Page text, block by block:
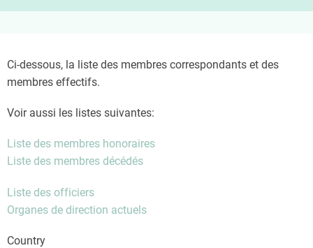
Ci-dessous, la liste des membres correspondants et des
membres effectifs.
Voir aussi les listes suivantes:
Liste des membres honoraires
Liste des membres décédés
Liste des officiers
Organes de direction actuels
Country